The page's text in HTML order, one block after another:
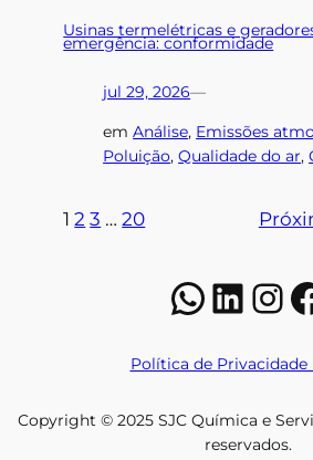
Usinas termelétricas e
emergência: conformidade
jul 29, 2026—
emAnálise, Emissões
Poluição, Qualidade do ar,
1 2 3 … 20
Política de Privacidade
Copyright © 2025 SJC Química e
reservados.